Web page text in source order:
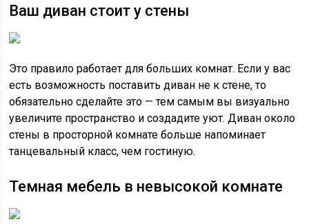
Ваш диван стоит у стены
Это правило работает для больших комнат. Если у вас
есть возможность поставить диван не к стене, то
обязательно сделайте это — тем самым вы визуально
увеличите пространство и создадите уют. Диван около
стены в просторной комнате больше напоминает
танцевальный класс, чем гостиную.
Темная мебель в невысокой комнате